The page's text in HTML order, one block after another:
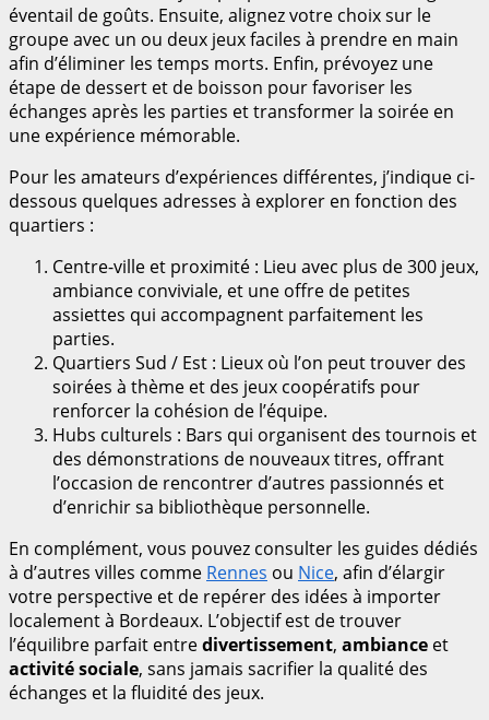
éventail de goûts. Ensuite, alignez votre choix sur le
groupe avec un ou deux jeux faciles à prendre en main
afin d’éliminer les temps morts. Enfin, prévoyez une
étape de dessert et de boisson pour favoriser les
échanges après les parties et transformer la soirée en
une expérience mémorable.
Pour les amateurs d’expériences différentes, j’indique ci-
dessous quelques adresses à explorer en fonction des
quartiers :
Centre-ville et proximité : Lieu avec plus de 300 jeux,
ambiance conviviale, et une offre de petites
assiettes qui accompagnent parfaitement les
parties.
Quartiers Sud / Est : Lieux où l’on peut trouver des
soirées à thème et des jeux coopératifs pour
renforcer la cohésion de l’équipe.
Hubs culturels : Bars qui organisent des tournois et
des démonstrations de nouveaux titres, offrant
l’occasion de rencontrer d’autres passionnés et
d’enrichir sa bibliothèque personnelle.
En complément, vous pouvez consulter les guides dédiés
à d’autres villes comme Rennes ou Nice, afin d’élargir
votre perspective et de repérer des idées à importer
localement à Bordeaux. L’objectif est de trouver
l’équilibre parfait entredivertissement, ambiance et
activité sociale, sans jamais sacrifier la qualité des
échanges et la fluidité des jeux.